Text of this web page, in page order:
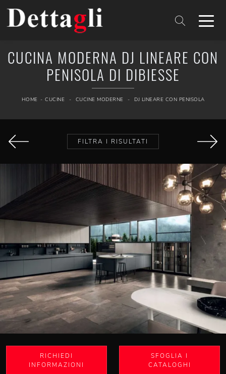
CUCINA MODERNA DJ LINEARE CON
PENISOLA DI DIBIESSE
HOME - CUCINE - CUCINE MODERNE - DJ LINEARE CON PENISOLA
FILTRA I RISULTATI
RICHIEDI
INFORMAZIONI
SFOGLIA I
CATALOGHI